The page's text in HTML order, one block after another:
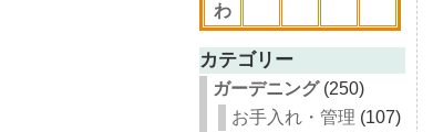
わ
カテゴリー
ガーデニング(250)
お手入れ・管理 (107)